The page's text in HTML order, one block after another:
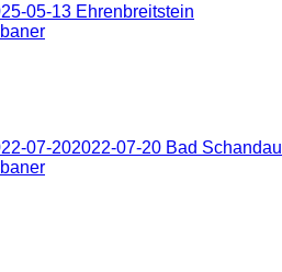
05-13 Ehrenbreitstein
07-202022-07-20 Bad Schandau